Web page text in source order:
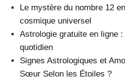
Le mystère du nombre 12
cosmique universel
Astrologie gratuite en ligne
quotidien
Signes Astrologiques et
Sœur Selon les Étoiles ?